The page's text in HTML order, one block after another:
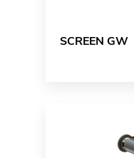
SCREEN GW